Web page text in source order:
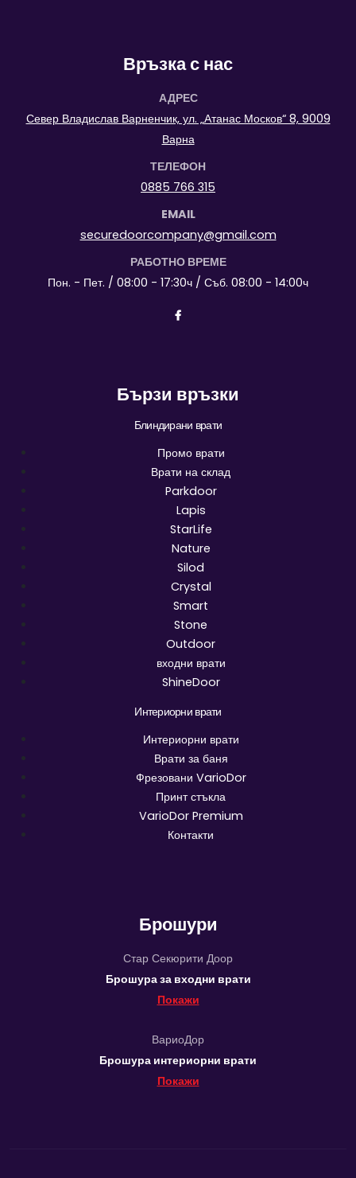
Връзка с нас
АДРЕС
Север Владислав Варненчик, ул. „Атанас Москов“ 8, 9009
Варна
ТЕЛЕФОН
0885 766 315
EMAIL
securedoorcompany@gmail.com
РАБОТНО ВРЕМЕ
Пон. - Пет. / 08:00 - 17:30ч / Съб. 08:00 - 14:00ч
Бързи връзки
Блиндирани врати
Промо врати
Врати на склад
Parkdoor
Lapis
StarLife
Nature
Silod
Crystal
Smart
Stone
Outdoor
входни врати
ShineDoor
Интериорни врати
Интериорни врати
Врати за баня
Фрезовани VarioDor
Принт стъкла
VarioDor Premium
Контакти
Брошури
Стар Секюрити Доор
Брошура за входни врати
Покажи
ВариоДор
Брошура интериорни врати
Покажи